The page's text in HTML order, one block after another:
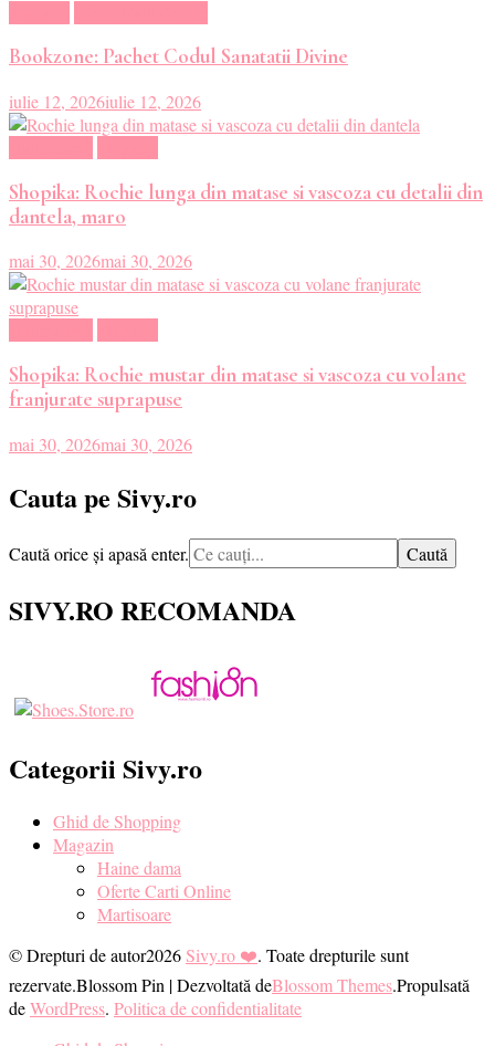
Bookzone: Pachet Codul Sanatatii Divine
iulie 12, 2026iulie 12, 2026
Shopika: Rochie lunga din matase si vascoza cu detalii din
dantela, maro
mai 30, 2026mai 30, 2026
Shopika: Rochie mustar din matase si vascoza cu volane
franjurate suprapuse
mai 30, 2026mai 30, 2026
Cauta pe Sivy.ro
Cauți
Caută orice și apasă enter.
SIVY.RO RECOMANDA
Categorii Sivy.ro
Ghid de Shopping
Magazin
Haine dama
Oferte Carti Online
Martisoare
© Drepturi de autor2026 Sivy.ro ❤️. Toate drepturile sunt
rezervate.Blossom Pin | Dezvoltată deBlossom Themes.Propulsată
deWordPress. Politica de confidentialitate